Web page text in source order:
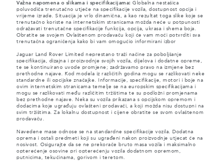
Važna napomena o slikama i specifikacijama: Globalna nestašica
poluvodiča trenutačno utječe na specifikacije vozila, dostupnost opcija i
vrijeme izrade. Situacija je vrlo dinamična, a kao rezultat toga slike koje se
trenutačno koriste na internetskim stranicama možda neće u potpunosti
odražavati trenutačne specifikacije funkcija, opcija, ukrasa i shema boja.
Obratite se svojem Ovlaštenom prodavaču koji će vam moći potvrditi sva
trenutačna ograničenja kako bi vam omogućio informirani izbor
Jaguar Land Rover Limited neprestano traži načine za poboljšanje
specifikacija, dizajna i proizvodnje svojih vozila, dijelova i dodatne opreme,
te se kontinuirano uvode promjene; zadržavamo pravo na izmjene bez
prethodne najave. Kod modela iz različitih godina mogu se razlikovati neke
standardne ili opcijske značajke. Informacije, specifikacije, motori i boje na
ovim internetskim stranicama temelje se na europskim specifikacijama i
mogu se razlikovati među različitim tržištima te su podložni promjenama
bez prethodne najave. Neka su vozila prikazana s opcijskom opremom i
dodacima koje ugrađuju ovlašteni prodavači, a koji možda nisu dostupni na
svim tržištima. Za lokalnu dostupnost i cijene obratite se svom ovlaštenom
prodavaču.
Navedene mase odnose se na standardne specifikacije vozila. Dodatna
oprema i ostali predmeti koji su ugrađeni nakon proizvodnje utjecat će na
nosivost. Osigurajte da se ne prekorače bruto masa vozila i maksimalno
opterećenje osovine pri opterećenju vozila dodatnom opremom,
putnicima, tekućinama, gorivom i teretom.